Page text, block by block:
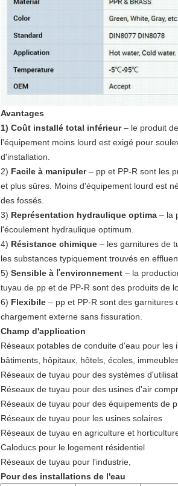
Avantages
1) Coût installé total inférieur– le produit
l'équipement moins lourd est exigé pour
d'installation.
2) Facile à manipuler– pp et PP-R sont les
et plus sûres. Moins d'équipement lourd est
des fossés.
3) Représentation hydraulique optima – la
l'écoulement hydraulique optimum.
4) Résistance chimique – les garnitures de
les substances typiquement trouvés en
5) Sensible à l'environnement – la
tuyau de pp et de PP-R sont des produits de
6) Flexibile – pp et PP-R sont des garnitures
chargement externe sans fissuration.
Champ d'application
Réseaux potables de conduite d'eau pour
bâtiments, hôpitaux, hôtels, écoles,
Réseaux de tuyau pour des systèmes
Réseaux de tuyau pour des usines d'air
Réseaux de tuyau pour des équipements de
Réseaux de tuyau pour les usines solaires
Réseaux de tuyau en agriculture et
Caloducs pour le logement résidentiel
Réseaux de tuyau pour l'industrie,
Pour des installations de l'eau